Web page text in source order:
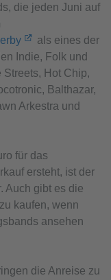
die jeden Juni auf
als eines der
Indie, Folk und
Streets, Hot Chip,
Balthazar,
Arkestra und
für das
ersteht, ist der
Auch gibt es die
kaufen, wenn
ansehen
die Anreise zu